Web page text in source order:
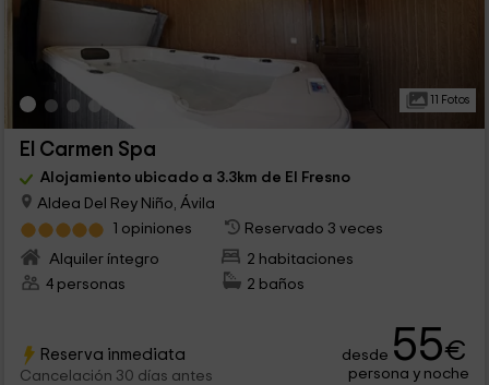
11 Fotos
El Carmen Spa
Alojamiento ubicado a 3.3km de El Fresno
Aldea Del Rey Niño, Ávila
1 opiniones
Reservado 3 veces
Alquiler íntegro
2 habitaciones
4 personas
2 baños
Reserva inmediata
Cancelación 30 días antes
desde 55€
persona y noche